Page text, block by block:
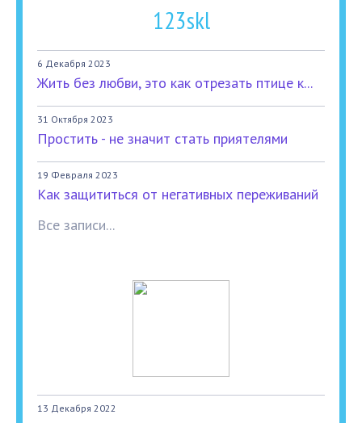
123skl
6 Декабря 2023
Жить без любви, это как отрезать птице к...
31 Октября 2023
Простить - не значит стать приятелями
19 Февраля 2023
Как защититься от негативных переживаний
Все записи...
13 Декабря 2022